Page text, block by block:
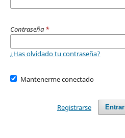
Contraseña *
¿Has olvidado tu contraseña?
Mantenerme conectado
Entrar
Registrarse